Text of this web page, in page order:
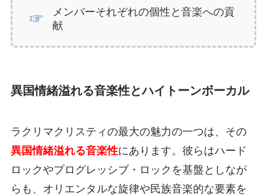
メンバーそれぞれの個性と音楽への貢
献
異国情緒溢れる音楽性とハイトーンボーカル
ラクリマクリスティの最大の魅力の一つは、その
異国情緒溢れる音楽性にあります。彼らはハード
ロックやプログレッシブ・ロックを基盤としなが
らも、オリエンタルな旋律や民族音楽的な要素を